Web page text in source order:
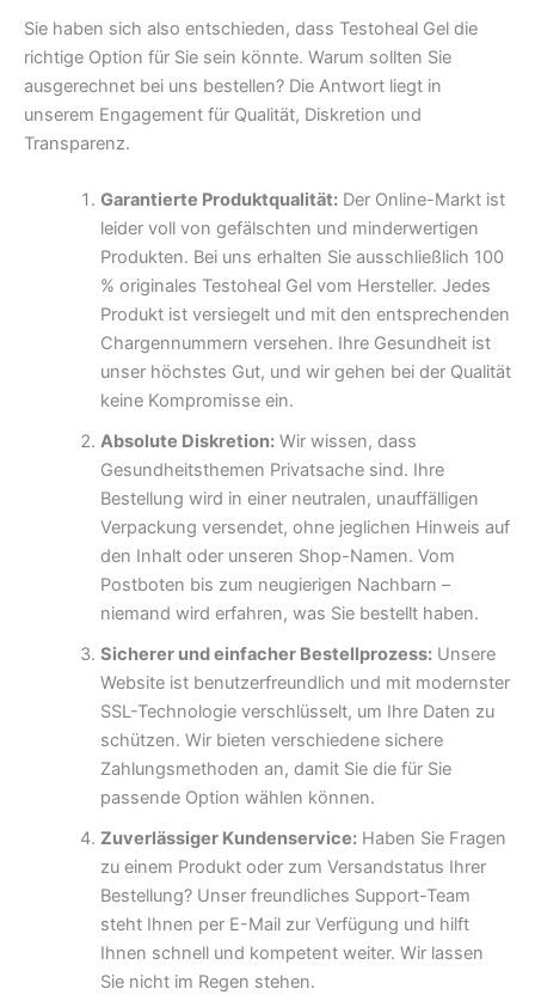
Sie haben sich also entschieden, dass Testoheal Gel die
richtige Option für Sie sein könnte. Warum sollten Sie
ausgerechnet bei uns bestellen? Die Antwort liegt in
unserem Engagement für Qualität, Diskretion und
Transparenz.
Garantierte Produktqualität:Der Online-Markt ist
leider voll von gefälschten und minderwertigen
Produkten. Bei uns erhalten Sie ausschließlich 100
% originales Testoheal Gel vom Hersteller. Jedes
Produkt ist versiegelt und mit den entsprechenden
Chargennummern versehen. Ihre Gesundheit ist
unser höchstes Gut, und wir gehen bei der Qualität
keine Kompromisse ein.
Absolute Diskretion:Wir wissen, dass
Gesundheitsthemen Privatsache sind. Ihre
Bestellung wird in einer neutralen, unauffälligen
Verpackung versendet, ohne jeglichen Hinweis auf
den Inhalt oder unseren Shop-Namen. Vom
Postboten bis zum neugierigen Nachbarn –
niemand wird erfahren, was Sie bestellt haben.
Sicherer und einfacher Bestellprozess:Unsere
Website ist benutzerfreundlich und mit modernster
SSL-Technologie verschlüsselt, um Ihre Daten zu
schützen. Wir bieten verschiedene sichere
Zahlungsmethoden an, damit Sie die für Sie
passende Option wählen können.
Zuverlässiger Kundenservice:Haben Sie Fragen
zu einem Produkt oder zum Versandstatus Ihrer
Bestellung? Unser freundliches Support-Team
steht Ihnen per E-Mail zur Verfügung und hilft
Ihnen schnell und kompetent weiter. Wir lassen
Sie nicht im Regen stehen.